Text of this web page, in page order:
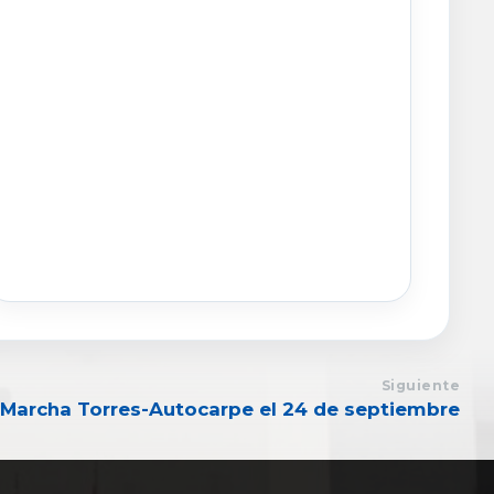
Siguiente
Torres-Autocarpe el 24 de septiembre